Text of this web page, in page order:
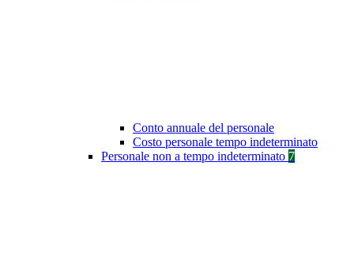
Conto annuale del personale
Costo personale tempo indeterminato
Personale non a tempo indeterminato 7